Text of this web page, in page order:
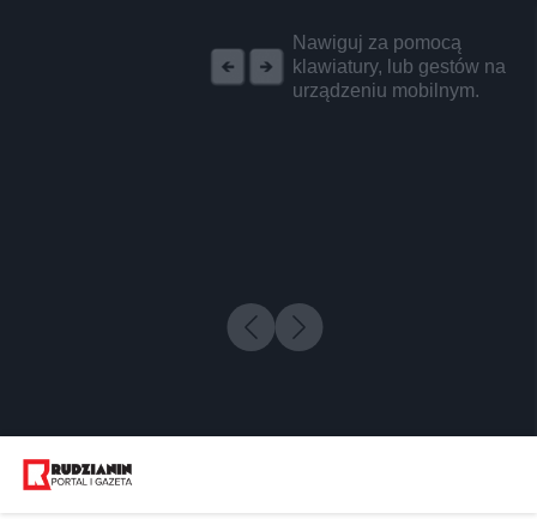
Nawiguj za pomocą
klawiatury, lub gestów na
urządzeniu mobilnym.